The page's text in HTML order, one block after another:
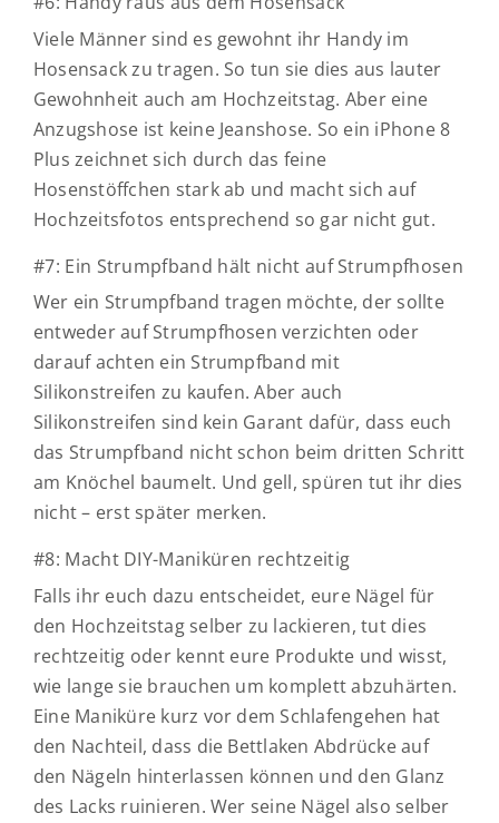
Viele Männer sind es gewohnt ihr Handy im
Hosensack zu tragen. So tun sie dies aus lauter
Gewohnheit auch am Hochzeitstag. Aber eine
Anzugshose ist keine Jeanshose. So ein iPhone 8
Plus zeichnet sich durch das feine
Hosenstöffchen stark ab und macht sich auf
Hochzeitsfotos entsprechend so gar nicht gut.
#7: Ein Strumpfband hält nicht auf Strumpfhosen
Wer ein Strumpfband tragen möchte, der sollte
entweder auf Strumpfhosen verzichten oder
darauf achten ein Strumpfband mit
Silikonstreifen zu kaufen. Aber auch
Silikonstreifen sind kein Garant dafür, dass euch
das Strumpfband nicht schon beim dritten Schritt
am Knöchel baumelt. Und gell, spüren tut ihr dies
nicht – erst später merken.
#8: Macht DIY-Maniküren rechtzeitig
Falls ihr euch dazu entscheidet, eure Nägel für
den Hochzeitstag selber zu lackieren, tut dies
rechtzeitig oder kennt eure Produkte und wisst,
wie lange sie brauchen um komplett abzuhärten.
Eine Maniküre kurz vor dem Schlafengehen hat
den Nachteil, dass die Bettlaken Abdrücke auf
den Nägeln hinterlassen können und den Glanz
des Lacks ruinieren. Wer seine Nägel also selber